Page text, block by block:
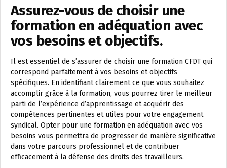
Assurez-vous de choisir une
formation en adéquation avec
vos besoins et objectifs.
Il est essentiel de s’assurer de choisir une formation CFDT qui
correspond parfaitement à vos besoins et objectifs
spécifiques. En identifiant clairement ce que vous souhaitez
accomplir grâce à la formation, vous pourrez tirer le meilleur
parti de l’expérience d’apprentissage et acquérir des
compétences pertinentes et utiles pour votre engagement
syndical. Opter pour une formation en adéquation avec vos
besoins vous permettra de progresser de manière significative
dans votre parcours professionnel et de contribuer
efficacement à la défense des droits des travailleurs.